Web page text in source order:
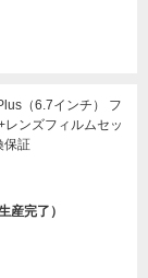
（6.7インチ） フ
ンズフィルムセッ
保証
産完了）